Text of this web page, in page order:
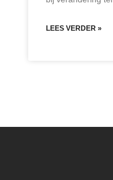
LEES VERDER »